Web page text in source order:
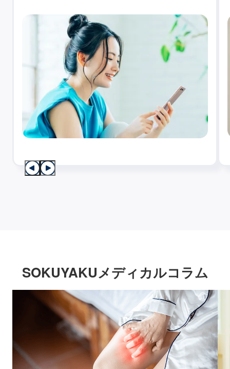
SOKUYAKUメディカルコラム